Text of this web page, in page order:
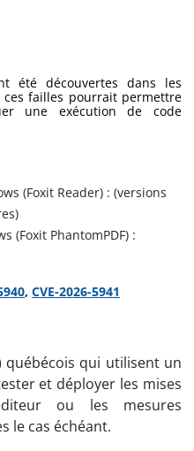
été découvertes dans les
ces failles pourrait permettre
une exécution de code
(Foxit Reader) : (versions
(Foxit PhantomPDF) :
, CVE-2026-5941
québécois qui utilisent un
et déployer les mises
ou les mesures
le cas échéant.